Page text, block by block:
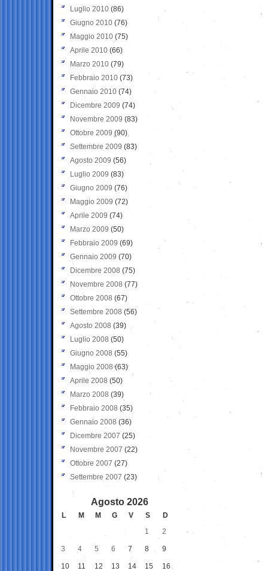
Luglio 2010 (86)
Giugno 2010 (76)
Maggio 2010 (75)
Aprile 2010 (66)
Marzo 2010 (79)
Febbraio 2010 (73)
Gennaio 2010 (74)
Dicembre 2009 (74)
Novembre 2009 (83)
Ottobre 2009 (90)
Settembre 2009 (83)
Agosto 2009 (56)
Luglio 2009 (83)
Giugno 2009 (76)
Maggio 2009 (72)
Aprile 2009 (74)
Marzo 2009 (50)
Febbraio 2009 (69)
Gennaio 2009 (70)
Dicembre 2008 (75)
Novembre 2008 (77)
Ottobre 2008 (67)
Settembre 2008 (56)
Agosto 2008 (39)
Luglio 2008 (50)
Giugno 2008 (55)
Maggio 2008(63)
Aprile 2008 (50)
Marzo 2008 (39)
Febbraio 2008 (35)
Gennaio 2008 (36)
Dicembre 2007 (25)
Novembre 2007 (22)
Ottobre 2007 (27)
Settembre 2007 (23)
Agosto 2026
L M M G V S
D
1
2
3 4 5 6 7 8 9
10 11 12 13 14 15 16